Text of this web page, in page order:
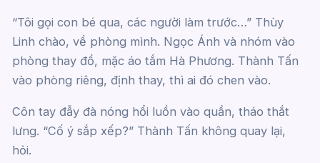
“Tôi gọi con bé qua, các người làm trước…” Thùy
Linh chào, về phòng mình. Ngọc Ánh và nhóm vào
phòng thay đồ, mặc áo tắm Hà Phương. Thành Tấn
vào phòng riêng, định thay, thì ai đó chen vào.
Côn tay đẫy đà nóng hổi luồn vào quần, tháo thắt
lưng. “Cố ý sắp xếp?” Thành Tấn không quay lại,
hỏi.